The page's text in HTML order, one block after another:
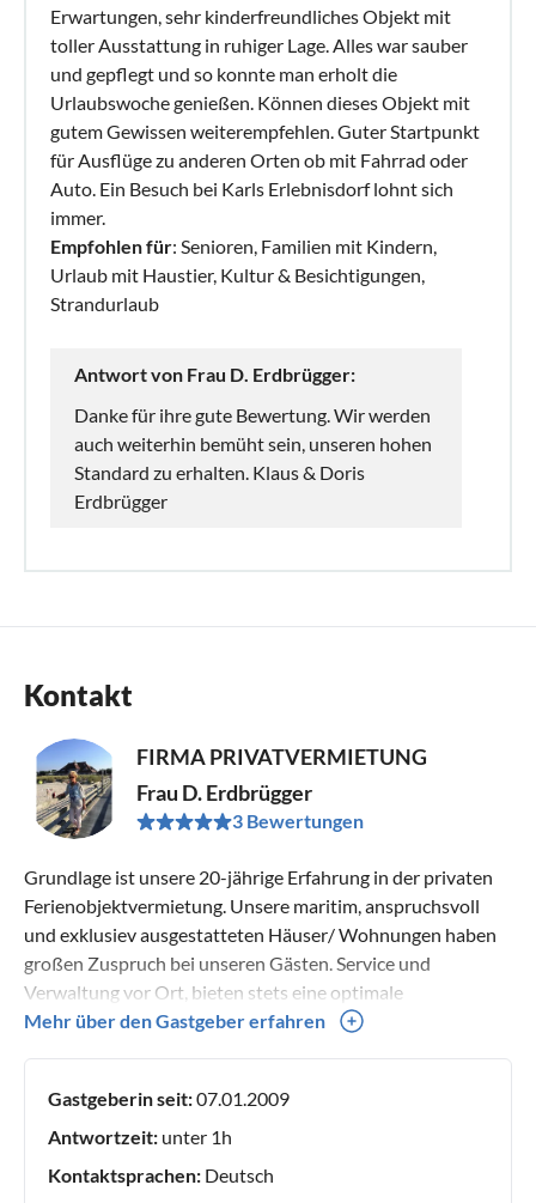
Erwartungen, sehr kinderfreundliches Objekt mit
toller Ausstattung in ruhiger Lage. Alles war sauber
und gepflegt und so konnte man erholt die
Urlaubswoche genießen. Können dieses Objekt mit
gutem Gewissen weiterempfehlen. Guter Startpunkt
für Ausflüge zu anderen Orten ob mit Fahrrad oder
Auto. Ein Besuch bei Karls Erlebnisdorf lohnt sich
immer.
Empfohlen für: Senioren, Familien mit Kindern,
Urlaub mit Haustier, Kultur & Besichtigungen,
Strandurlaub
Antwort von Frau D. Erdbrügger:
Danke für ihre gute Bewertung. Wir werden
auch weiterhin bemüht sein, unseren hohen
Standard zu erhalten. Klaus & Doris
Erdbrügger
Kontakt
FIRMA PRIVATVERMIETUNG
Frau D. Erdbrügger
3 Bewertungen
Grundlage ist unsere 20-jährige Erfahrung in der privaten
Ferienobjektvermietung. Unsere maritim, anspruchsvoll
und exklusiev ausgestatteten Häuser/ Wohnungen haben
großen Zuspruch bei unseren Gästen. Service und
Verwaltung vor Ort, bieten stets eine optimale
Urlaubsbetreuung. Viele unserer Gäste werden zu
Mehr über den Gastgeber erfahren
Gastgeberin seit:07.01.2009
Antwortzeit: unter 1h
Kontaktsprachen: Deutsch